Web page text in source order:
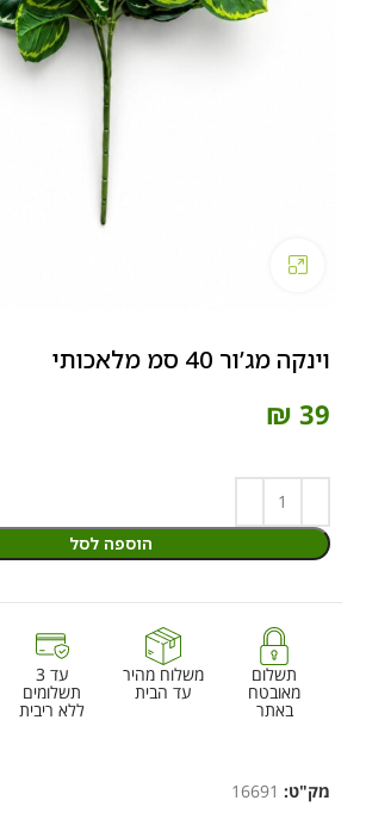
וינקה מג’ור 40 סמ מלאכותי
₪ 39
הוספה לסל
תשלום
מאובטח
באתר
משלוח מהיר
עד הבית
עד 3
תשלומים
ללא ריבית
מק"ט: 16691